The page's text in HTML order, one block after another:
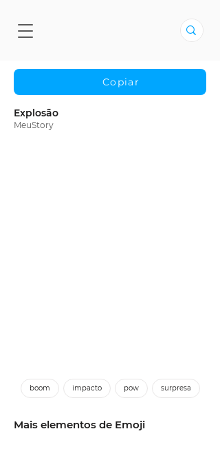
Copiar
Explosão
MeuStory
boom impacto pow surpresa
Mais elementos de Emoji